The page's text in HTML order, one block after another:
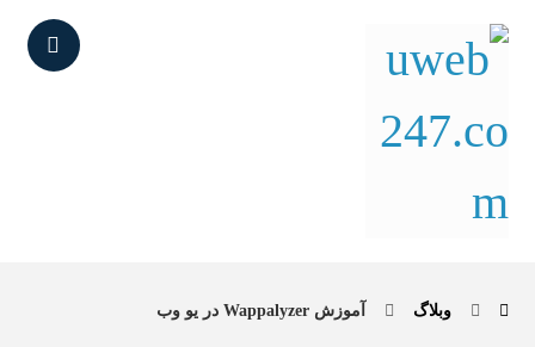
وبلاگ آموزش Wappalyzer در یو وب